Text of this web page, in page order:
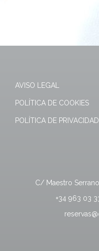
AVISO LEGAL
POLÍTICA DE COOKIES
POLÍTICA DE PRIVACIDAD
C/ Maestro
+34 963 03